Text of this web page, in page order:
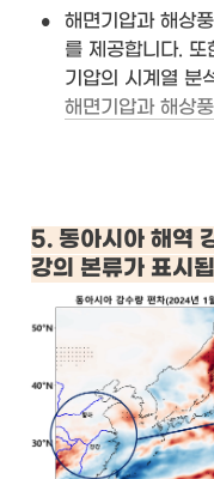
•
해면기압과 해상
를 제공합니다.
기압의 시계열 분
해면기압과 해상풍
5. 동아시아 해역
강의 본류가 표시